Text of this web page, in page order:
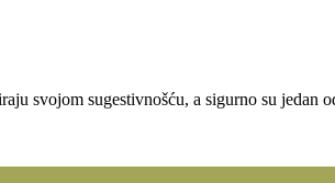
svojom sugestivnošću, a sigurno su jedan